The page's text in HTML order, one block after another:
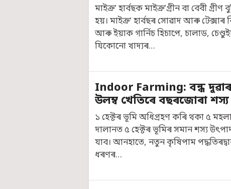
মাইক্ৰ’ হাৰ্বছক মাইক্ৰ’গ্ৰীন বা বেবী
হয়। মাইক্ৰ’ হাৰ্বছৰ সোৱাদ আৰু টেক্সাৰ
আৰু ইয়াক গাৰ্নিচ হিচাপে, চালাড,
যিকোনো খাদ্যৰ…
Indoor Farming: বন্ধ
উলম্ব খেতিৰে বছৰজোৰা
১ হেক্টৰ ভূমি অধিগ্ৰহণ কৰি থকা ৫
দালানত ৫ হেক্টৰ ভূমিৰ সমান শস্য
যাব। আনহাতে, নতুন কৃষিপাম
ধৰণৰ…